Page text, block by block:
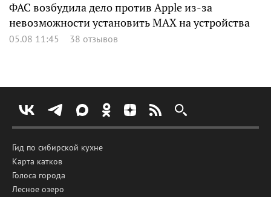
ФАС возбудила дело против Apple из-за
невозможности установить MAX на устройства
05.08 11:45 38 отзывов
Гид по сибирской кухне
Карта катков
Голоса города
Лесное озеро